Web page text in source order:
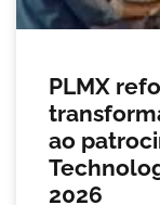
PLMX
ao
2026